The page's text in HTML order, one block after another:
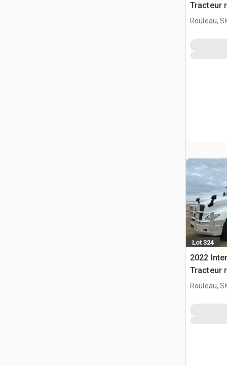
Tracteur
Rouleau,
Lot 324
2022
Tracteur
Rouleau,